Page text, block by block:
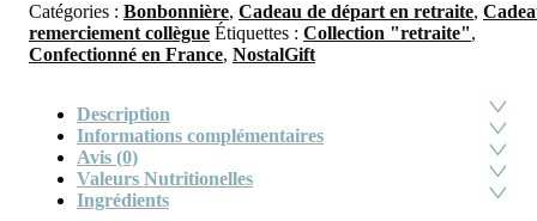
Catégories : Bonbonnière, Cadeau de départ en retraite,
remerciement collègue Étiquettes : Collection "retraite",
Confectionné en France, NostalGift
Description
Informations complémentaires
Avis (0)
Valeurs Nutritionelles
Ingrédients